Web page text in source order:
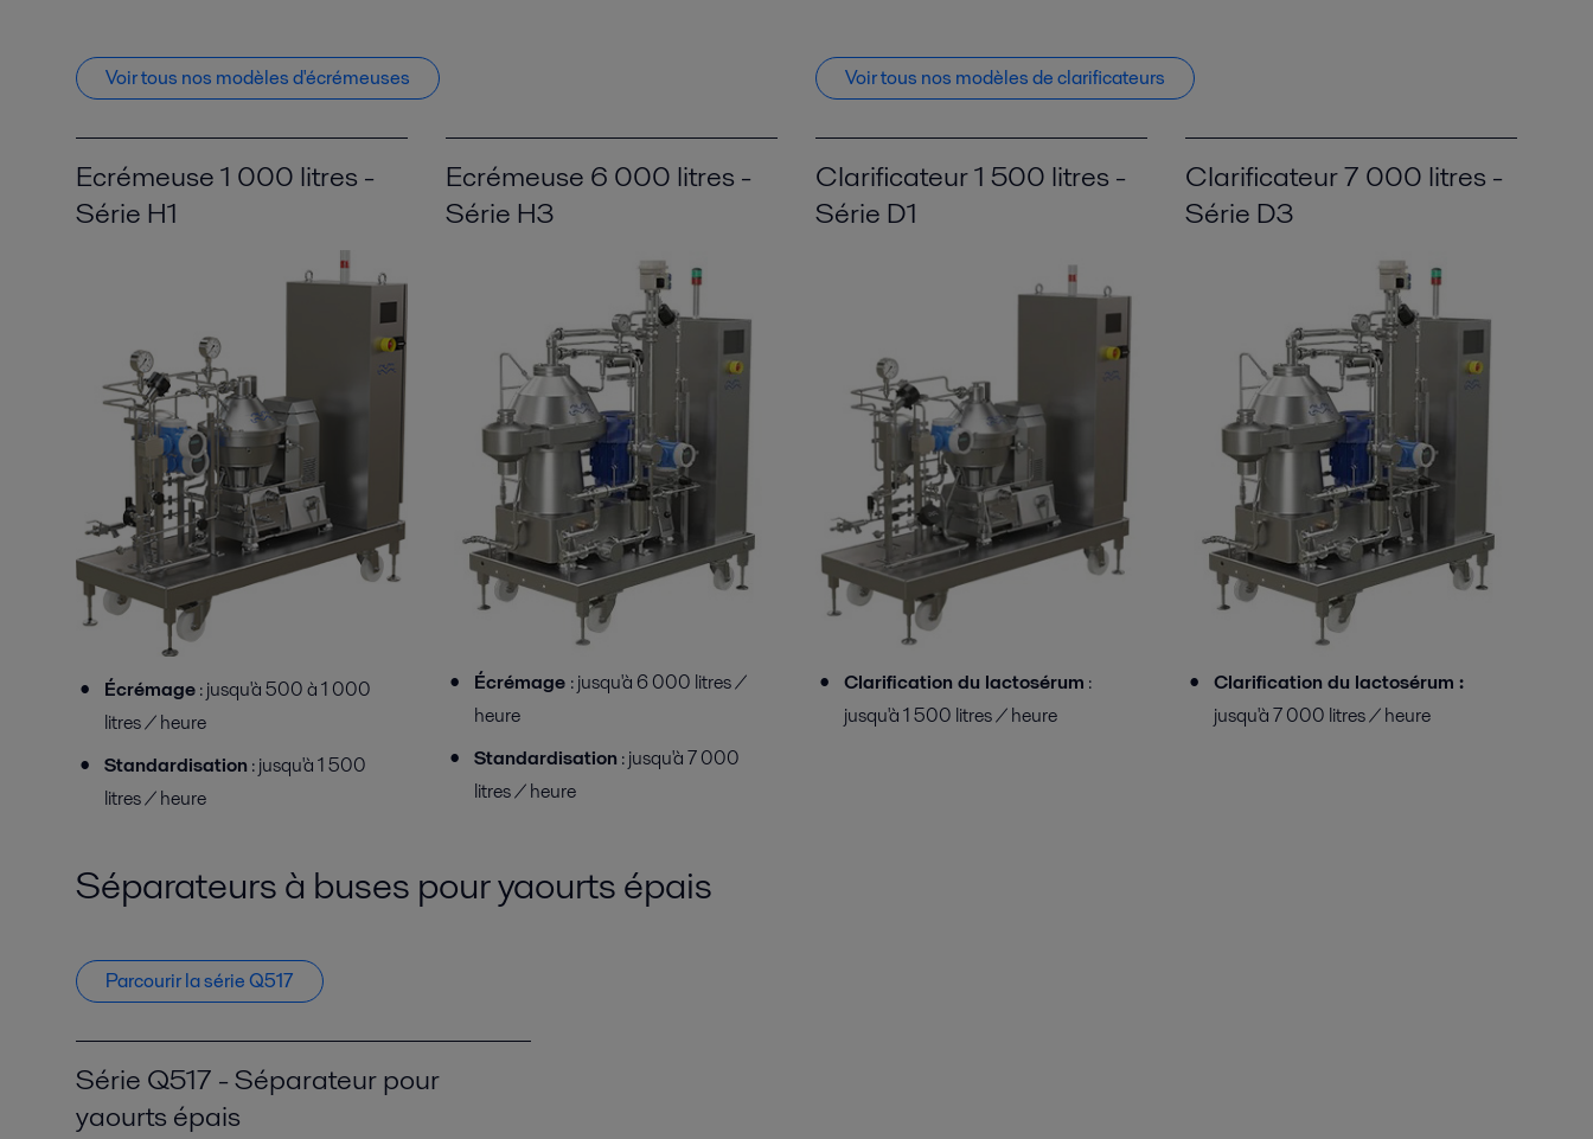
Voir tous nos modèles d'écrémeuses Voir tous nos modèles de clarificateurs
Ecrémeuse 1 000 litres -
Série H1
Écrémage: jusqu'à 500 à 1 000
litres / heure
Standardisation : jusqu'à 1 500
litres / heure
Ecrémeuse 6 000 litres -
Série H3
Écrémage : jusqu'à 6 000 litres /
heure
Standardisation : jusqu'à 7 000
litres / heure
Clarificateur 1 500 litres -
Série D1
Clarification du lactosérum :
jusqu'à 1 500 litres / heure
Clarificateur 7 000 litres -
Série D3
Clarification du lactosérum :
jusqu'à 7 000 litres / heure
Séparateurs à buses pour yaourts épais
Parcourir la série Q517
Série Q517 - Séparateur pour
yaourts épais